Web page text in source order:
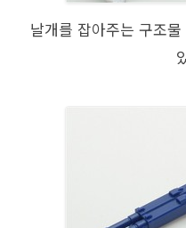
날개를 잡아주는 구조